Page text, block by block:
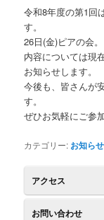
令和8年度の第1回
す。 5月23
26日(金)ピアの会。
内容については現
お知らせします。
今後も、皆さんが
す。
ぜひお気軽にご参
カテゴリー: お知らせ
アクセス
お問い合わせ